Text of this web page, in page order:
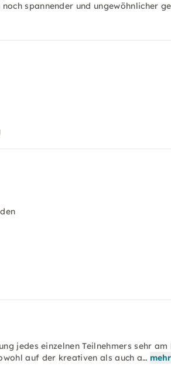
spannender und ungewöhnlicher
jedes einzelnen Teilnehmers sehr am
auf der kreativen als auch a…